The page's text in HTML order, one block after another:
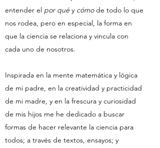
entender el por qué y cómode todo lo que
nos rodea, pero en especial, la forma en
que la ciencia se relaciona y vincula con
cada uno de nosotros.
Inspirada en la mente matemática y lógica
de mi padre, en la creatividad y practicidad
de mi madre, y en la frescura y curiosidad
de mis hijos me he dedicado a buscar
formas de hacer relevante la ciencia para
todos; a través de textos, ensayos; y